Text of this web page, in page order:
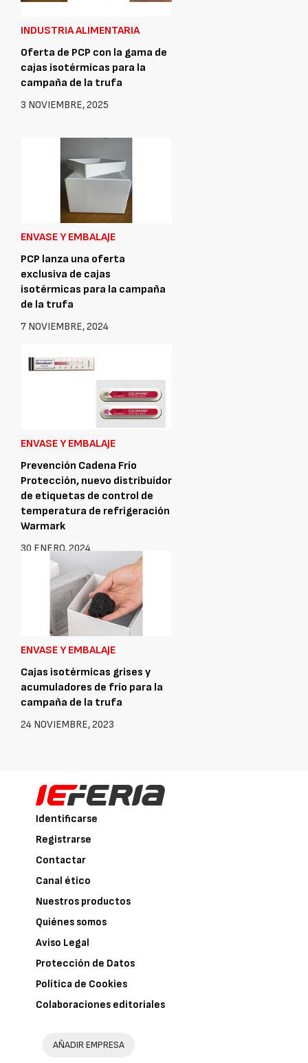
INDUSTRIA ALIMENTARIA
Oferta de PCP con la gama de
cajas isotérmicas para la
campaña de la trufa
3 NOVIEMBRE, 2025
ENVASE Y EMBALAJE
PCP lanza una oferta
exclusiva de cajas
isotérmicas para la campaña
de la trufa
7 NOVIEMBRE, 2024
ENVASE Y EMBALAJE
Prevención Cadena Frío
Protección, nuevo distribuidor
de etiquetas de control de
temperatura de refrigeración
Warmark
30 ENERO, 2024
ENVASE Y EMBALAJE
Cajas isotérmicas grises y
acumuladores de frío para la
campaña de la trufa
24 NOVIEMBRE, 2023
Identificarse
Registrarse
Contactar
Canal ético
Nuestros productos
Quiénes somos
Aviso Legal
Protección de Datos
Política de Cookies
Colaboraciones editoriales
AÑADIR EMPRESA